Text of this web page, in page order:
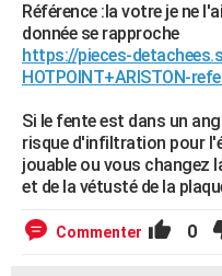
Référence :la votre je ne
donnée se rapproche
https://pieces-
HOTPOINT+ARISTON-
Si le fente est dans un
risque d'infiltration pour
jouable ou vous changez
et de la vétusté de la
Commenter 0